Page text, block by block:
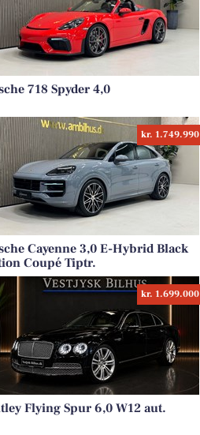
718 Spyder 4,0
kr. 1.749.990
Cayenne 3,0 E-Hybrid Black
Coupé Tiptr.
kr. 1.699.000
Flying Spur 6,0 W12 aut.